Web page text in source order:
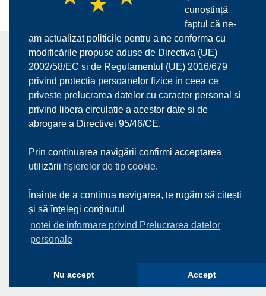
cunoștință
faptul că ne-
am actualizat politicile pentru a ne conforma cu
modificările propuse aduse de Directiva (UE)
2002/58/EC si de Regulamentul (UE) 2016/679
privind protectia persoanelor fizice in ceea ce
priveste prelucrarea datelor cu caracter personal si
privind libera circulatie a acestor date si de
abrogare a Directivei 95/46/CE.
Prin continuarea navigării confirmi acceptarea
utilizării fișierelor de tip cookie.
Înainte de a continua navigarea, te rugăm să citești
și să înțelegi conținutul
notei de informare privind Prelucrarea datelor
personale
Nu accept Accept
About us Services Products Partners
Download
Contact
bo
uT
ub
ke
dI eo
Powered byBDS IT SERVICES